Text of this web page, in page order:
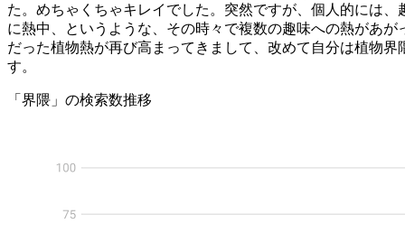
た。めちゃくちゃキレイでした。突然ですが、個人的には
に熱中、というような、その時々で複数の趣味への熱があ
だった植物熱が再び高まってきまして、改めて自分は植物
す。
「界隈」の検索数推移